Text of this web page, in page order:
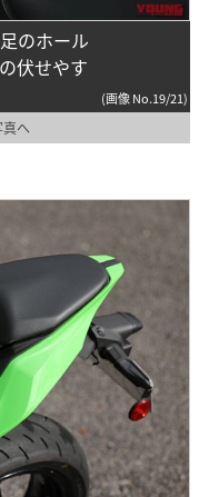
のホール
伏せやす
(画像 No.19/21)
真へ